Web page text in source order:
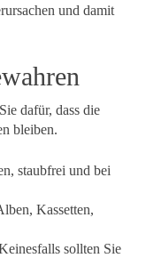
und damit
dafür, dass die
bleiben.
staubfrei und bei
Kassetten,
sollten Sie